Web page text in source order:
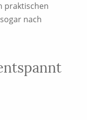
praktischen
nach